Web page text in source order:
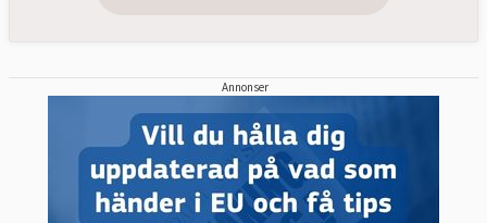
Annonser